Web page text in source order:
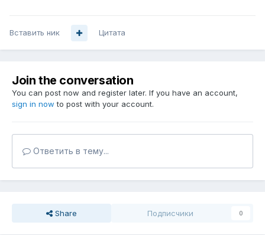
Вставить ник Цитата
Join the conversation
You can post now and register later. If you have an account,
sign in now to post with your account.
Ответить в тему...
Share Подписчики 0